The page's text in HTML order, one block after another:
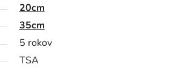
20cm
35cm
5 rokov
TSA